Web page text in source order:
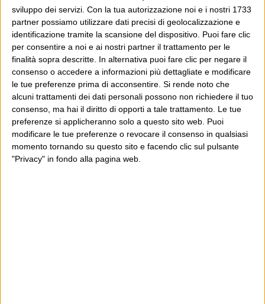
sviluppo dei servizi. Con la tua autorizzazione noi e i nostri 1733
partner possiamo utilizzare dati precisi di geolocalizzazione e
identificazione tramite la scansione del dispositivo. Puoi fare clic
per consentire a noi e ai nostri partner il trattamento per le
finalità sopra descritte. In alternativa puoi fare clic per negare il
consenso o accedere a informazioni più dettagliate e modificare
le tue preferenze prima di acconsentire. Si rende noto che
alcuni trattamenti dei dati personali possono non richiedere il tuo
consenso, ma hai il diritto di opporti a tale trattamento. Le tue
preferenze si applicheranno solo a questo sito web. Puoi
modificare le tue preferenze o revocare il consenso in qualsiasi
momento tornando su questo sito e facendo clic sul pulsante
"Privacy" in fondo alla pagina web.
7) New Obsession, The Silent League, 122
8) Still, Elvis Costello, 120
9) Suicide Is Painless, Lady & Bird, 118
10) Wheat And Tare, Aluminum Group, 114
11) Hospital Food, David Gray, 113
12) Un Romantico a Milano, Baustelle, 107